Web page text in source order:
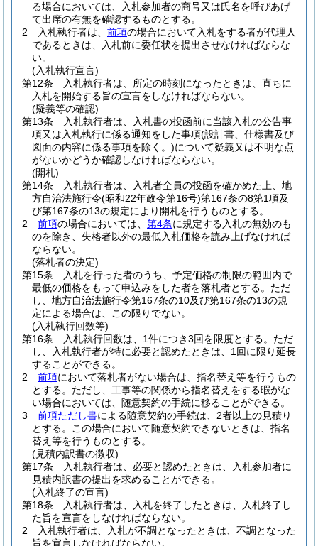
る場合においては、入札参加者の商号又は氏名を呼びあげ
て出席の有無を確認するものとする。
2
入札執行者は、 前項の場合において入札をする者が代理人
であるときは、入札前に委任状を提出させなければならな
い。
(入札執行宣言)
第12条
入札執行者は、所定の時刻になったときは、直ちに
入札を開始する旨の宣言をしなければならない。
(疑義等の確認)
第13条
入札執行者は、入札書の投函前に当該入札の公告事
項又は入札執行に係る通知をした事項(設計書、仕様書及び
図面の内容に係る事項を除く。)について疑義又は不明な点
がないかどうか確認しなければならない。
(開札)
第14条
入札執行者は、入札者全員の投函を確かめた上、地
方自治法施行令(昭和22年政令第16号)第167条の8第1項及
び第167条の13の規定により開札を行うものとする。
2
前項の場合においては、 第4条に規定する入札の無効のも
のを除き、失格者以外の最低入札価格を読み上げなければ
ならない。
(落札者の決定)
第15条
入札を行った者のうち、予定価格の制限の範囲内で
最低の価格をもって申込みをした者を落札者とする。 ただ
し、地方自治法施行令第167条の10及び第167条の13の規
定による場合は、この限りでない。
(入札執行回数等)
第16条
入札執行回数は、1件につき3回を限度とする。 ただ
し、入札執行者が特に必要と認めたときは、1回に限り延長
することができる。
2
前項において落札者がない場合は、指名替え等を行うもの
とする。 ただし、工事等の関係から指名替えをする暇がな
い場合においては、随意契約の手続に移ることができる。
3
前項ただし書による随意契約の手続は、2者以上の見積り
とする。
この場合において随意契約できないときは、指名
替え等を行うものとする。
(見積内訳書の徴収)
第17条
入札執行者は、必要と認めたときは、入札参加者に
見積内訳書の提出を求めることができる。
(入札終了の宣言)
第18条
入札執行者は、入札を終了したときは、入札終了し
た旨を宣言をしなければならない。
2
入札執行者は、入札が不調となったときは、不調となった
旨を宣言しなければならない。